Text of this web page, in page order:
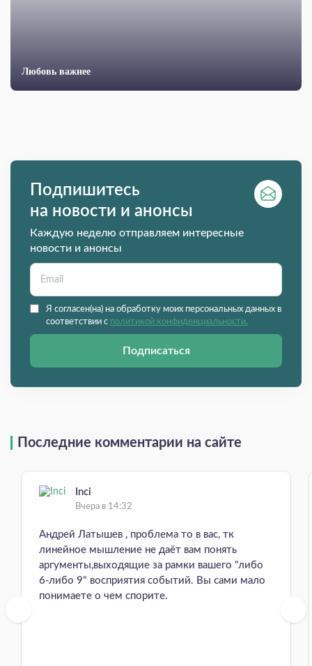
Любовь важнее
Подпишитесь
на новости и анонсы
Каждую неделю отправляем интересные
новости и анонсы
Я согласен(на) на обработку моих персональных данных в
соответствии с политикой конфиденциальности.
Подписаться
Последние комментарии на сайте
Inci
Вчера в 14:32
Андрей Латышев , проблема то в вас, тк
линейное мышление не даёт вам понять
аргументы,выходящие за рамки вашего "либо
6-либо 9" восприятия событий. Вы сами мало
понимаете о чем спорите.